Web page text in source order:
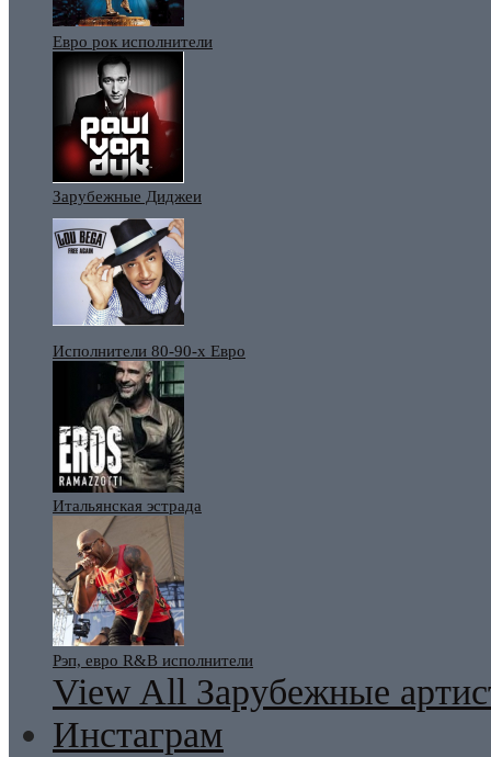
Евро рок исполнители
Зарубежные Диджеи
Исполнители 80-90-х Евро
Итальянская эстрада
Рэп, евро R&B исполнители
View All Зарубежные
Инстаграм